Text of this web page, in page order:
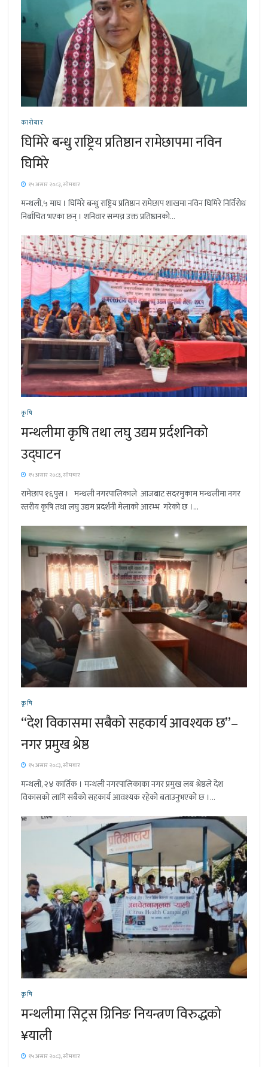
कारोबार
घिमिरे बन्धु राष्ट्रिय प्रतिष्ठान रामेछापमा नविन
घिमिरे
१५ असार २०८३, सोमबार
मन्थली,५ माघ । घिमिरे बन्धु राष्ट्रिय प्रतिष्ठान रामेछाप शाखमा नविन घिमिरे निर्विरोध
निर्बाचित भएका छन् । शनिवार सम्पन्न उक्त प्रतिष्ठानको...
कृषि
मन्थलीमा कृषि तथा लघु उद्यम प्रर्दशनिको
उद्घाटन
१५ असार २०८३, सोमबार
रामेछाप १६पुस । मन्थली नगरपालिकाले आजबाट सदरमुकाम मन्थलीमा नगर
स्तरीय कृषि तथा लघु उद्यम प्रदर्शनी मेलाको आरम्भ गरेको छ ।...
कृषि
“देश विकासमा सबैको सहकार्य आवश्यक छ”–
नगर प्रमुख श्रेष्ठ
१५ असार २०८३, सोमबार
मन्थली, २४ कार्तिक । मन्थली नगरपालिकाका नगर प्रमुख लब श्रेष्ठले देश
विकासको लागि सबैको सहकार्य आवश्यक रहेको बताउनुभएको छ ।...
कृषि
मन्थलीमा सिट्रस ग्रिनिङ नियन्त्रण विरुद्धको
¥याली
१५ असार २०८३, सोमबार